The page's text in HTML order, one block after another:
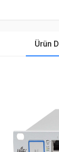
Ürün